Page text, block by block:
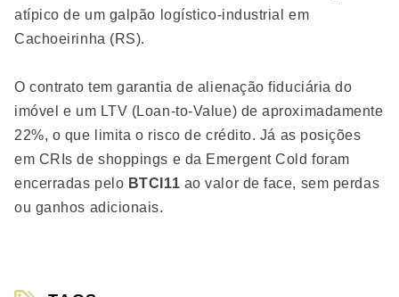
atípico de um galpão logístico-industrial em
Cachoeirinha (RS).
O contrato tem garantia de alienação fiduciária do
imóvel e um LTV (Loan-to-Value) de aproximadamente
22%, o que limita o risco de crédito. Já as posições
em CRIs de shoppings e da Emergent Cold foram
encerradas pelo BTCI11 ao valor de face, sem perdas
ou ganhos adicionais.